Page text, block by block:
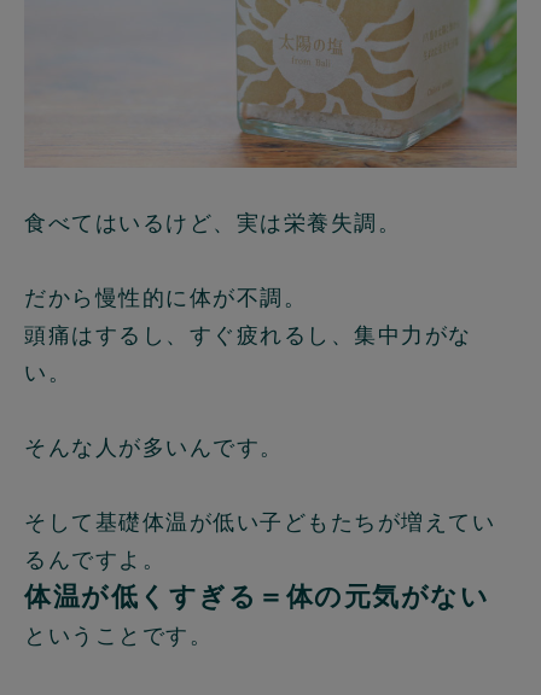
食べてはいるけど、実は栄養失調。
だから慢性的に体が不調。
頭痛はするし、すぐ疲れるし、集中力がな
い。
そんな人が多いんです。
そして基礎体温が低い子どもたちが増えてい
るんですよ。
体温が低くすぎる＝体の元気がない
ということです。